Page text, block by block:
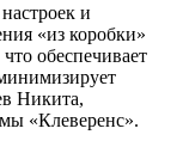
и
«из коробки»
обеспечивает
Никита,
«Клеверенс».